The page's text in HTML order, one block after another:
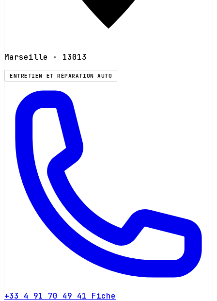
Marseille · 13013
ENTRETIEN ET RÉPARATION AUTO
+33 4 91 70 49 41 Fiche